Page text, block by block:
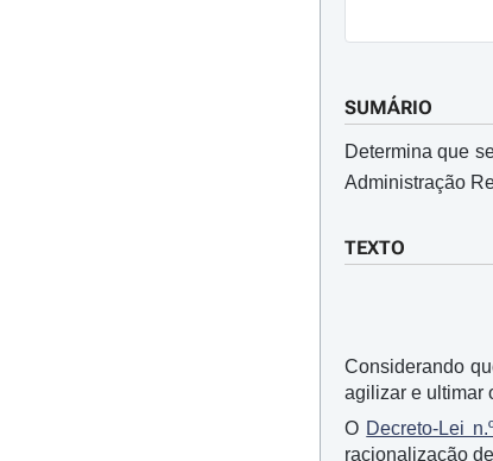
SUMÁRIO
Determina que
Administração
TEXTO
Considerando
agilizar e ultimar
O Decreto-Lei
racionalização